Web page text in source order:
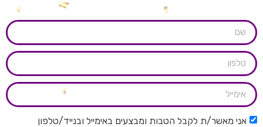
אני מאשר/ת לקבל הטבות ומבצעים באימייל ובנייד/טלפון